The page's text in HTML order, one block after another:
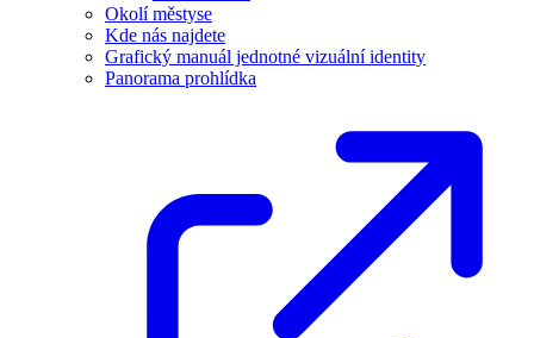
Okolí městyse
Kde nás najdete
Grafický manuál jednotné vizuální identity
Panorama prohlídka